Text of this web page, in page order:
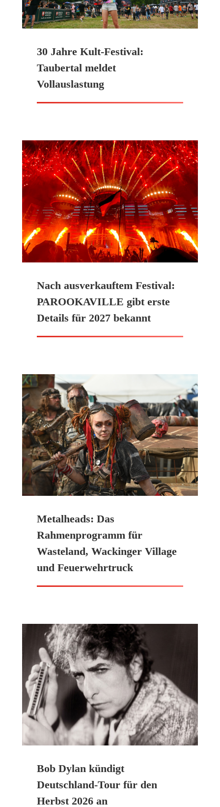
30 Jahre Kult-Festival:
Taubertal meldet
Vollauslastung
Nach ausverkauftem Festival:
PAROOKAVILLE gibt erste
Details für 2027 bekannt
Metalheads: Das
Rahmenprogramm für
Wasteland, Wackinger Village
und Feuerwehrtruck
Bob Dylan kündigt
Deutschland-Tour für den
Herbst 2026 an